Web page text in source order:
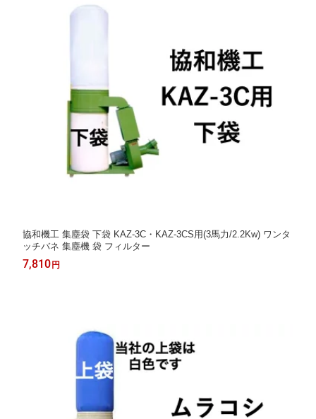
協和機工 集塵袋 下袋 KAZ-3C・KAZ-3CS用(3馬力/2.2Kw) ワンタ
ッチバネ 集塵機 袋 フィルター
7,810 円